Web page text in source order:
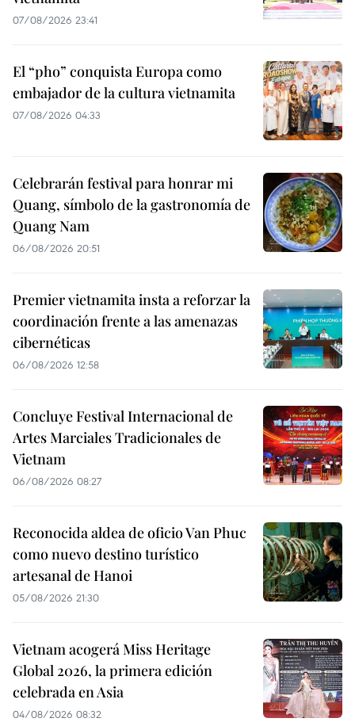
07/08/2026 23:41
El “pho” conquista Europa como
embajador de la cultura vietnamita
07/08/2026 04:33
Celebrarán festival para honrar mi
Quang, símbolo de la gastronomía de
Quang Nam
06/08/2026 20:51
Premier vietnamita insta a reforzar la
coordinación frente a las amenazas
cibernéticas
06/08/2026 12:58
Concluye Festival Internacional de
Artes Marciales Tradicionales de
Vietnam
06/08/2026 08:27
Reconocida aldea de oficio Van Phuc
como nuevo destino turístico
artesanal de Hanoi
05/08/2026 21:30
Vietnam acogerá Miss Heritage
Global 2026, la primera edición
celebrada en Asia
04/08/2026 08:32